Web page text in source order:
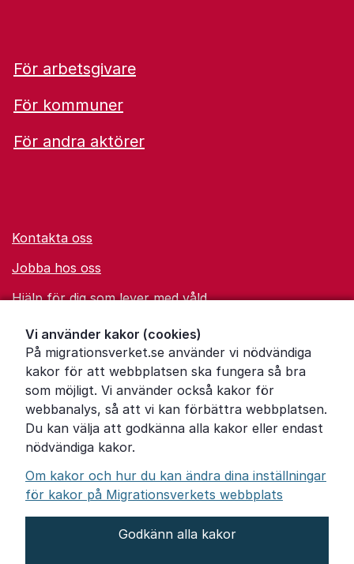
Vi använder kakor (cookies)
På migrationsverket.se använder vi nödvändiga
kakor för att webbplatsen ska fungera så bra
som möjligt. Vi använder också kakor för
webbanalys, så att vi kan förbättra webbplatsen.
Du kan välja att godkänna alla kakor eller endast
nödvändiga kakor.
Om kakor och hur du kan ändra dina inställningar
för kakor på Migrationsverkets webbplats
Godkänn alla kakor
För arbetsgivare
För kommuner
För andra aktörer
Kontakta oss
Jobba hos oss
Hjälp för dig som lever med våld
Ordförklaringar
Om Migrationsverket
Pressrum
Tillgänglighetsredogörelse
Other languages